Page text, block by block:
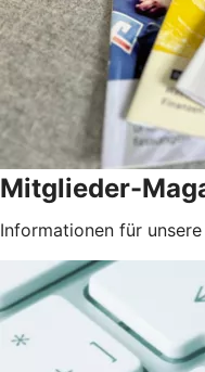
Mitglieder-
Informationen für